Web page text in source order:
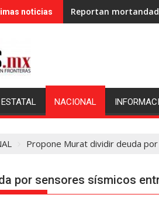
noticias Reportan mortandad
ESTATAL NACIONAL
Propone Murat dividir deuda
por sensores sísmicos